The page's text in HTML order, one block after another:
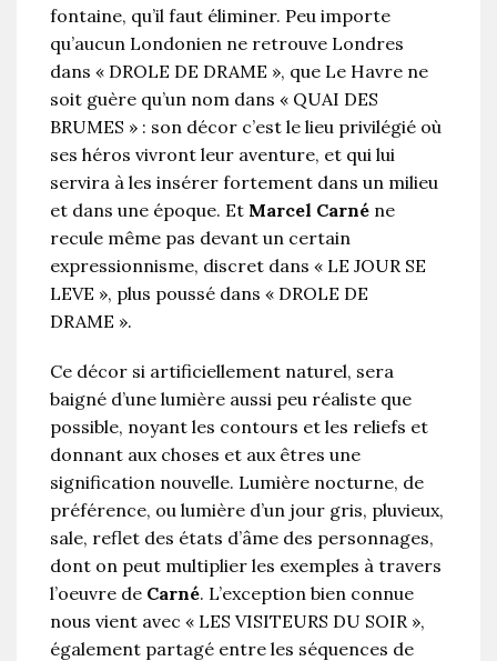
fontaine, qu’il faut éliminer. Peu importe
qu’aucun Londonien ne retrouve Londres
dans « DROLE DE DRAME », que Le Havre ne
soit guère qu’un nom dans « QUAI DES
BRUMES » : son décor c’est le lieu privilégié où
ses héros vivront leur aventure, et qui lui
servira à les insérer fortement dans un milieu
et dans une époque. Et Marcel Carné ne
recule même pas devant un certain
expressionnisme, discret dans « LE JOUR SE
LEVE », plus poussé dans « DROLE DE
DRAME ».
Ce décor si artificiellement naturel, sera
baigné d’une lumière aussi peu réaliste que
possible, noyant les contours et les reliefs et
donnant aux choses et aux êtres une
signification nouvelle. Lumière nocturne, de
préférence, ou lumière d’un jour gris, pluvieux,
sale, reflet des états d’âme des personnages,
dont on peut multiplier les exemples à travers
l’oeuvre de Carné. L’exception bien connue
nous vient avec « LES VISITEURS DU SOIR »,
également partagé entre les séquences de